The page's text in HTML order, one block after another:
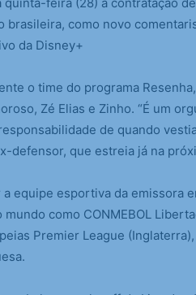
como novo
da Disney+
o time do programa
Zé Elias e Zinho. “É um
de quando
defensor, que estreia já na
equipe esportiva da emissora
como CONMEBOL
Premier League (Inglaterra),